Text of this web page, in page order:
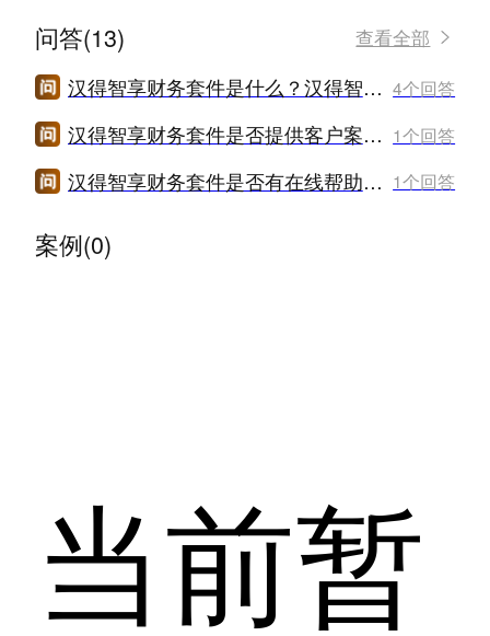
问答(13) 查看全部
汉得智享财务套件是什么？汉得智享财务套件怎么样？ 4个回答
汉得智享财务套件是否提供客户案例和参考资料？ 1个回答
汉得智享财务套件是否有在线帮助文档或培训资料？ 1个回答
案例(0)
当前暂